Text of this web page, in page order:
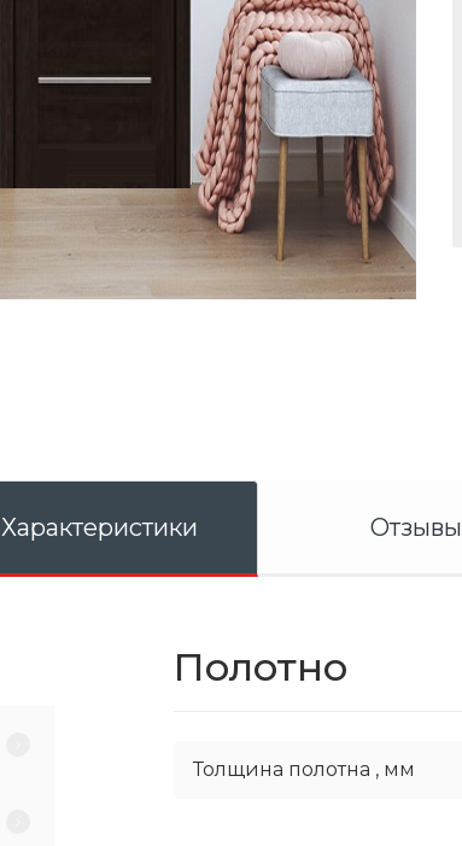
Характеристики Отзывы
Полотно
Толщина полотна , мм